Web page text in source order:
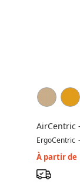
AirCentric
ErgoCentric -
À partir de